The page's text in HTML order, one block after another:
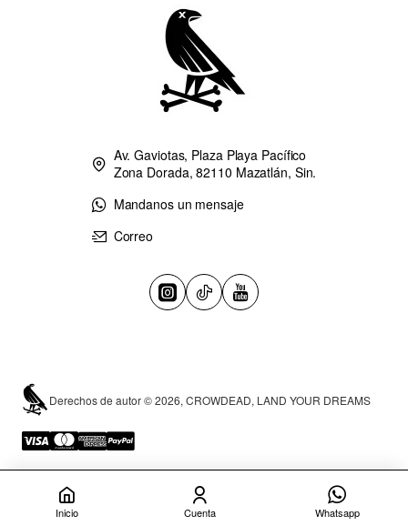
Inicio Cuenta Whatsapp
Av. Gaviotas, Plaza Playa Pacífico
Zona Dorada, 82110 Mazatlán, Sin.
Mandanos un mensaje
Correo
Derechos de autor © 2026, CROWDEAD, LAND YOUR DREAMS